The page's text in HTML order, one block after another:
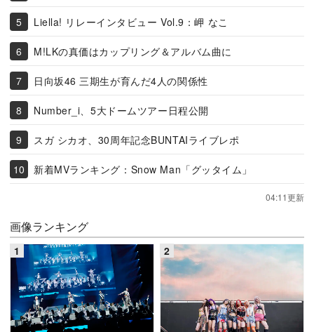
Liella! リレーインタビュー Vol.9：岬 なこ
M!LKの真価はカップリング＆アルバム曲に
日向坂46 三期生が育んだ4人の関係性
Number_i、5大ドームツアー日程公開
スガ シカオ、30周年記念BUNTAIライブレポ
新着MVランキング：Snow Man「グッタイム」
04:11更新
画像ランキング